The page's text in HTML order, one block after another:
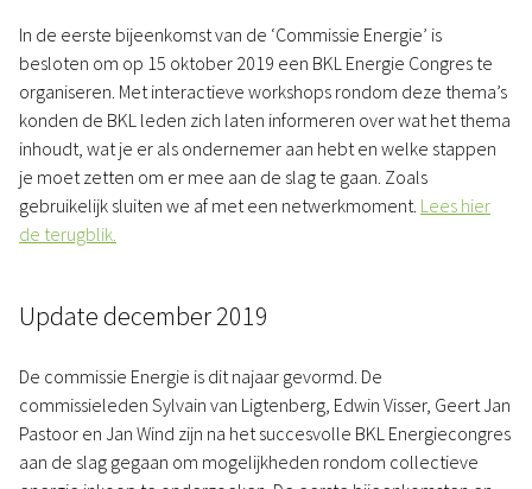
In de eerste bijeenkomst van de ‘Commissie Energie’ is
besloten om op 15 oktober 2019 een BKL Energie Congres te
organiseren. Met interactieve workshops rondom deze thema’s
konden de BKL leden zich laten informeren over wat het thema
inhoudt, wat je er als ondernemer aan hebt en welke stappen
je moet zetten om er mee aan de slag te gaan. Zoals
gebruikelijk sluiten we af met een netwerkmoment. Lees hier
de terugblik.
Update december 2019
De commissie Energie is dit najaar gevormd. De
commissieleden Sylvain van Ligtenberg, Edwin Visser, Geert Jan
Pastoor en Jan Wind zijn na het succesvolle BKL Energiecongres
aan de slag gegaan om mogelijkheden rondom collectieve